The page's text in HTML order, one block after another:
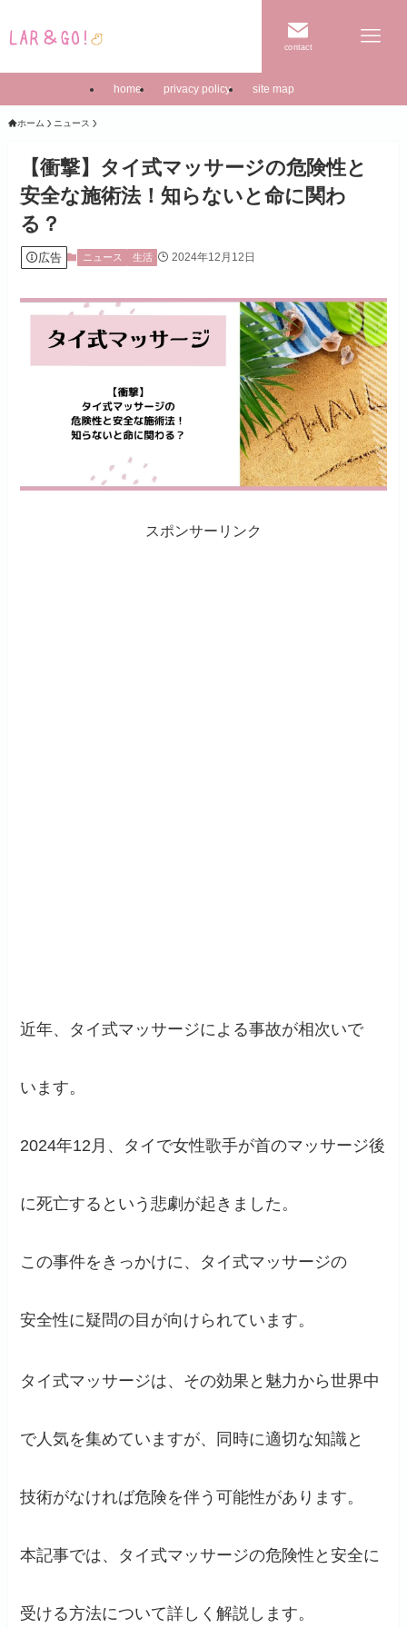
contact
home privacy policy site map
ホーム ニュース
【衝撃】タイ式マッサージの危険性と
安全な施術法！知らないと命に関わ
る？
広告 ニュース 生活 2024年12月12日
スポンサーリンク
近年、タイ式マッサージによる事故が相次いで
います。
2024年12月、タイで女性歌手が首のマッサージ後
に死亡するという悲劇が起きました。
この事件をきっかけに、タイ式マッサージの
安全性に疑問の目が向けられています。
タイ式マッサージは、その効果と魅力から世界中
で人気を集めていますが、同時に適切な知識と
技術がなければ危険を伴う可能性があります。
本記事では、タイ式マッサージの危険性と安全に
受ける方法について詳しく解説します。